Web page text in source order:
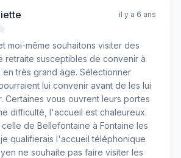
il y a 6 ans
moi-même souhaitons visiter des
retraite susceptibles de convenir à
très grand âge. Sélectionner
lui convenir avant de les lui
Certaines vous ouvrent leurs portes
difficulté, l'accueil est chaleureux.
de Bellefontaine à Fontaine les
qualifierais l'accueil téléphonique
ne souhaite pas faire visiter les